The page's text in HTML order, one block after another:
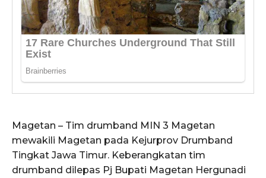
Magetan – Tim drumband MIN 3 Magetan
mewakili Magetan pada Kejurprov Drumband
Tingkat Jawa Timur. Keberangkatan tim
drumband dilepas Pj Bupati Magetan Hergunadi